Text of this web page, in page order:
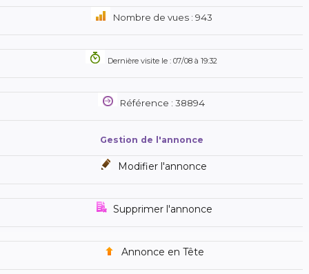
Nombre de vues : 943
Dernière visite le : 07/08 à 19:32
Référence : 38894
Gestion de l'annonce
Modifier l'annonce
Supprimer l'annonce
Annonce en Tête